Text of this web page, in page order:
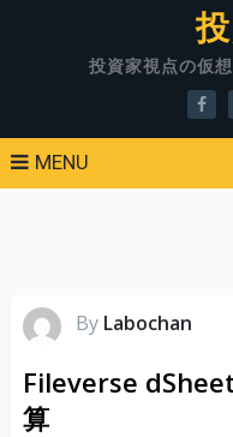
投資家視点の仮
MENU
By Labochan
Fileverse
算